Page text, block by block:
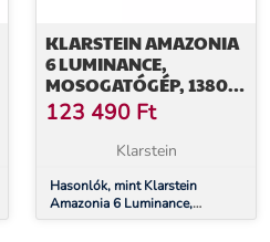
KLARSTEIN AMAZONIA
6 LUMINANCE,
MOSOGATÓGÉP, 1380
W, 6 TERÍTÉK, F
ENERGIAHATÉKONYSÁGI
123 490 Ft
Klarstein
Hasonlók, mint Klarstein
Amazonia 6 Luminance,
mosogatógép, 1380 W, 6